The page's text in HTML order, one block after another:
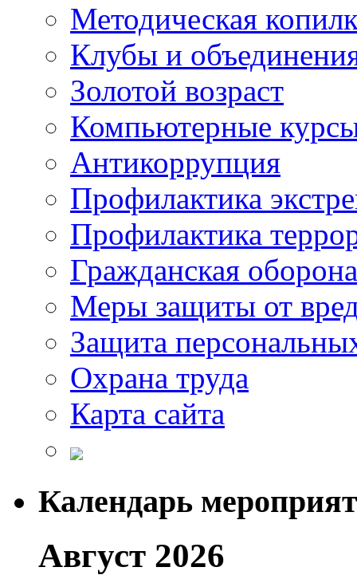
Методическая
Клубы и
Золотой возраст
Компьютерные
Антикоррупция
Профилактика
Профилактика
Гражданская оборона
Меры защиты от
Защита
Охрана труда
Карта сайта
Календарь
Август 2026